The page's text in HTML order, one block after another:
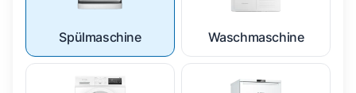
Spülmaschine Waschmaschine